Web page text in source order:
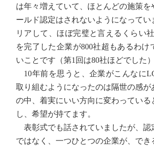
は年々増えていて、ほとんどの施策を
ールド認定はされないようになってい
リアして、ほぼ完璧と言えるくらい
を完了した企業が800社超もあるわけ
いことです（第1回は80社ほどでした）
10年前を思うと、企業がこんなに
取り組むようになったのは隔世の感が
の中、着実にいい方向に変わっている
し、希望が持てます。
表彰式でも話されていましたが、認
ではなく、一つひとつの企業が、でき